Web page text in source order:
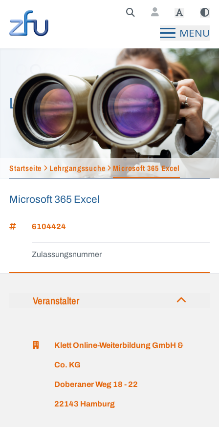
Zentralstelle für Fernunterricht Hauptseite
MENU
Lehrgangssuche
Startseite Lehrgangssuche Microsoft 365 Excel
Microsoft 365 Excel
6104424
Zulassungsnummer
Veranstalter
Klett Online-Weiterbildung GmbH &
Co. KG
Doberaner Weg 18 - 22
22143 Hamburg